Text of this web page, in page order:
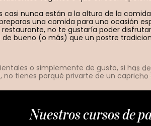
casi nunca están a la altura de la
una comida para una ocasión
no te gustaría poder
bueno (o más) que un postre
Nuestros cursos de